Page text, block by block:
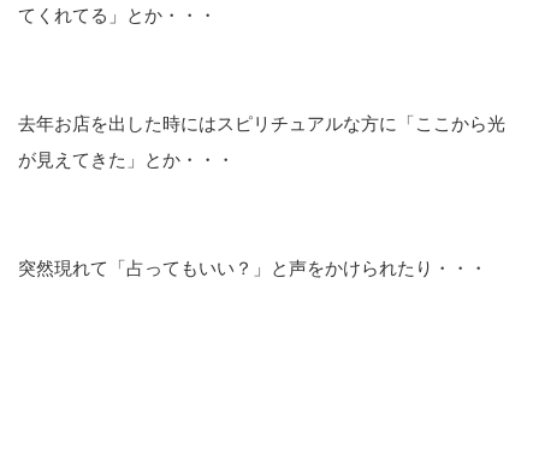
てくれてる」とか・・・
去年お店を出した時にはスピリチュアルな方に「ここから光
が見えてきた」とか・・・
突然現れて「占ってもいい？」と声をかけられたり・・・